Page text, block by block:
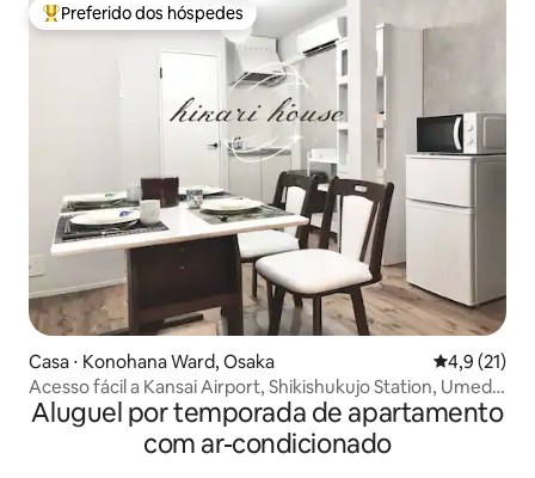
Entre os melhores preferidos dos hóspedes
Preferido dos hóspedes
Casa ⋅ Konohana Ward, Osaka 4,9 de uma
4,9 (21)
Acesso fácil a Kansai Airport, Shikishukujo Station, Umeda,
Shinsaibashi, Namba, Kyocera, 3 minutos a pé da estação
USJ2, aluguel de apartamento inteiro
Aluguel por temporada de apartamento
com ar-condicionado